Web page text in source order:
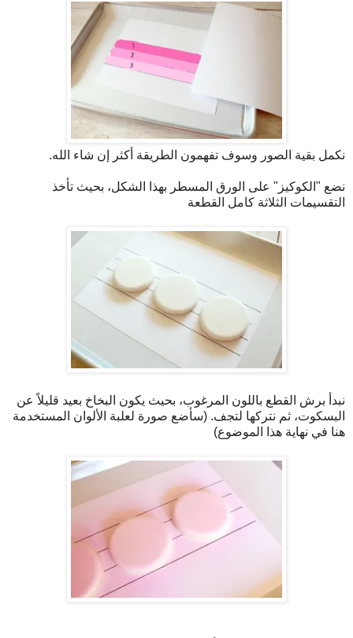
نكمل بقية الصور وسوف تفهمون الطريقة أكثر إن شاء الله.
نضع "الكوكيز" على الورق المسطر بهذا الشكل، بحيث تأخذ
التقسيمات الثلاثة كامل القطعة
نبدأ برش القطع باللون المرغوب، بحيث يكون البخاخ بعيد قليلاً عن
البسكوت، ثم نتركها لتجف. (سأضع صورة لعلبة الألوان المستخدمة
هنا في نهاية هذا الموضوع)